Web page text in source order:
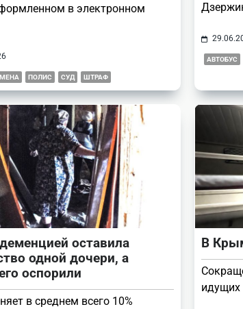
в электронном
ПОЛИС СУД ШТРАФ
АВТОБУС
оставила
одной дочери, а
оспорили
в среднем всего 10%
В
идущих